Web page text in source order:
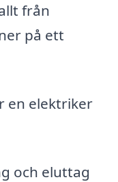
från
på ett
en elektriker
och eluttag